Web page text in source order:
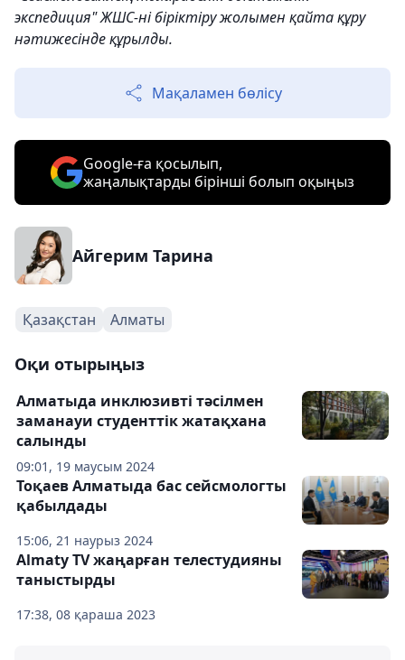
экспедиция" ЖШС-ні біріктіру жолымен қайта құру
нәтижесінде құрылды.
Мақаламен бөлісу
Google-ға қосылып,
жаңалықтарды бірінші болып оқыңыз
Айгерим Тарина
Қазақстан Алматы
Оқи отырыңыз
09:01, 19 маусым 2024
Алматыда инклюзивті тәсілмен
заманауи студенттік жатақхана
салынды
15:06, 21 наурыз 2024
Тоқаев Алматыда бас сейсмологты
қабылдады
17:38, 08 қараша 2023
Almaty TV жаңарған телестудияны
таныстырды